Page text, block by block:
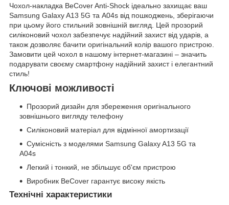
Чохол-накладка BeCover Anti-Shock ідеально захищає ваш
Samsung Galaxy A13 5G та A04s від пошкоджень, зберігаючи
при цьому його стильний зовнішній вигляд. Цей прозорий
силіконовий чохол забезпечує надійний захист від ударів, а
також дозволяє бачити оригінальний колір вашого пристрою.
Замовити цей чохол в нашому інтернет-магазині – значить
подарувати своєму смартфону надійний захист і елегантний
стиль!
Ключові можливості
Прозорий дизайн для збереження оригінального
зовнішнього вигляду телефону
Силіконовий матеріал для відмінної амортизації
Сумісність з моделями Samsung Galaxy A13 5G та
A04s
Легкий і тонкий, не збільшує об'єм пристрою
Виробник BeCover гарантує високу якість
Технічні характеристики